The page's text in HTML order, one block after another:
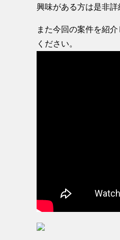
興味がある方は是非詳
また今回の案件を紹
ください。